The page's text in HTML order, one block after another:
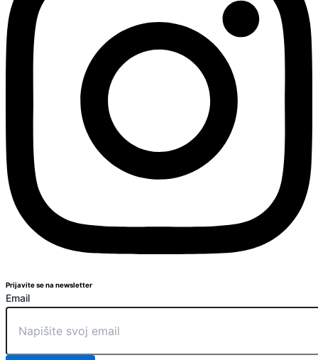
Prijavite se na newsletter
Email